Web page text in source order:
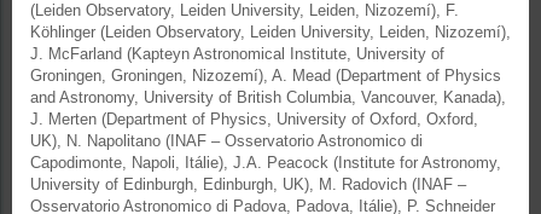
(Leiden Observatory, Leiden University, Leiden, Nizozemí), F.
Köhlinger (Leiden Observatory, Leiden University, Leiden, Nizozemí),
J. McFarland (Kapteyn Astronomical Institute, University of
Groningen, Groningen, Nizozemí), A. Mead (Department of Physics
and Astronomy, University of British Columbia, Vancouver, Kanada),
J. Merten (Department of Physics, University of Oxford, Oxford,
UK), N. Napolitano (INAF – Osservatorio Astronomico di
Capodimonte, Napoli, Itálie), J.A. Peacock (Institute for Astronomy,
University of Edinburgh, Edinburgh, UK), M. Radovich (INAF –
Osservatorio Astronomico di Padova, Padova, Itálie), P. Schneider